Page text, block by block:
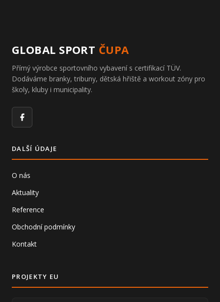
GLOBAL SPORT ČUPA
Přímý výrobce sportovního vybavení s certifikací TÜV.
Dodáváme branky, tribuny, dětská hřiště a workout zóny pro
školy, kluby i municipality.
Facebook
DALŠÍ ÚDAJE
O nás
Aktuality
Reference
Obchodní podmínky
Kontakt
PROJEKTY EU